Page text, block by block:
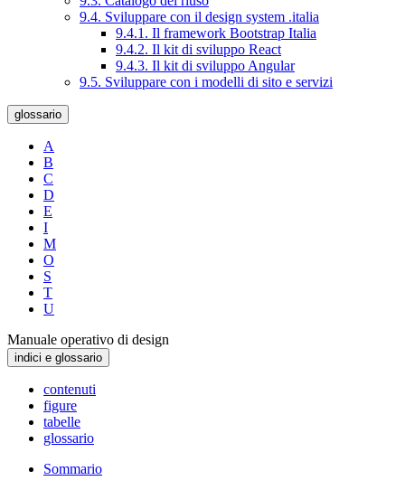
9.4. Sviluppare con il design system .italia
9.4.1. Il framework Bootstrap Italia
9.4.2. Il kit di sviluppo React
9.4.3. Il kit di sviluppo Angular
9.5. Sviluppare con i modelli di sito e servizi
glossario
A
B
C
D
E
I
M
O
S
T
U
Manuale operativo di design
indici e glossario
contenuti
figure
tabelle
glossario
Sommario